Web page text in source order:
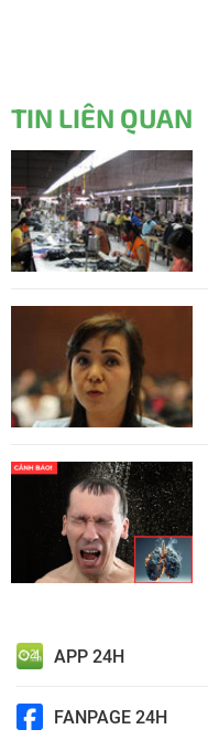
TIN LIÊN QUAN
APP 24H
FANPAGE 24H